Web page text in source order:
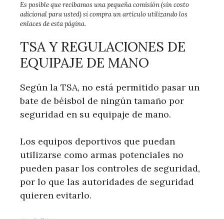
Es posible que recibamos una pequeña comisión (sin costo
adicional para usted) si compra un artículo utilizando los
enlaces de esta página.
TSA Y REGULACIONES DE
EQUIPAJE DE MANO
Según la TSA, no está permitido pasar un
bate de béisbol de ningún tamaño por
seguridad en su equipaje de mano.
Los equipos deportivos que puedan
utilizarse como armas potenciales no
pueden pasar los controles de seguridad,
por lo que las autoridades de seguridad
quieren evitarlo.